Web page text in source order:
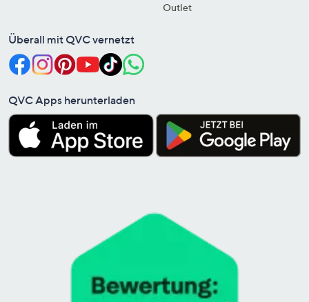
Outlet
Überall mit QVC vernetzt
QVC Apps herunterladen